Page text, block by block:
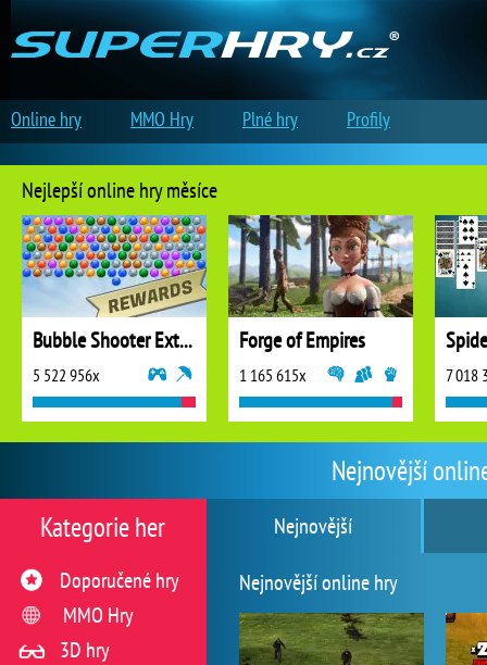
Nejnovější
Nejnovější
Nejnovější online hry
Kategorie her
Doporučené hry
MMO Hry
3D hry
Nejlepší online hry měsíce
Bubble Shooter Extreme
5 522 956x
Forge of Empires
1 165 615x 7 018
Online hry MMO Hry Plné hry Profily